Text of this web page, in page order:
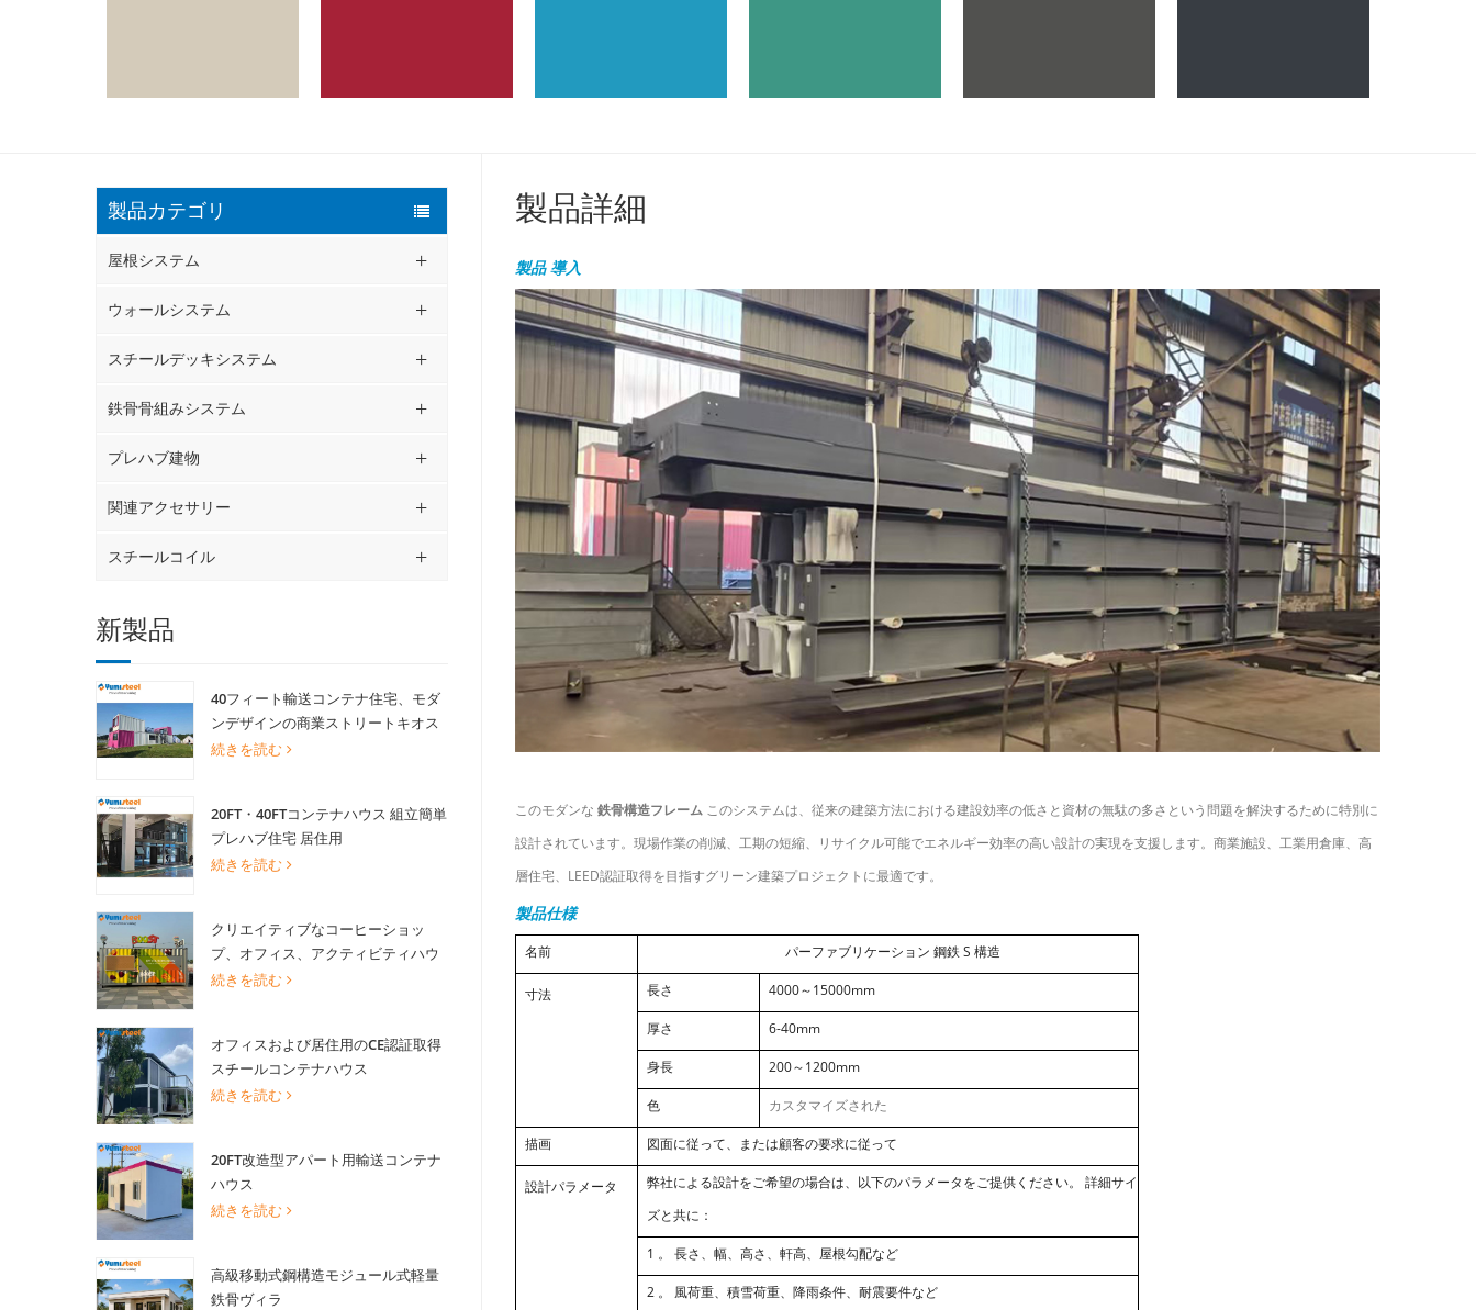
製品カテゴリ
屋根システム
ウォールシステム
スチールデッキシステム
鉄骨骨組みシステム
プレハブ建物
関連アクセサリー
スチールコイル
新製品
40フィート輸送コンテナ住宅、モダ
ンデザインの商業ストリートキオス
ク用景観ショップ
続きを読む
20FT・40FTコンテナハウス 組立簡単
プレハブ住宅 居住用
続きを読む
クリエイティブなコーヒーショッ
プ、オフィス、アクティビティハウ
ス向け20FT改造輸送コンテナハウス
続きを読む
オフィスおよび居住用のCE認証取得
スチールコンテナハウス
続きを読む
20FT改造型アパート用輸送コンテナ
ハウス
続きを読む
高級移動式鋼構造モジュール式軽量
鉄骨ヴィラ
製品詳細
製品導入
このモダンな 鉄骨構造フレーム このシステムは、従来の建築方法における建設効率の低さと資材の無駄の多さという問題を解決するために特別に
設計されています。現場作業の削減、工期の短縮、リサイクル可能でエネルギー効率の高い設計の実現を支援します。商業施設、工業用倉庫、高
層住宅、LEED認証取得を目指すグリーン建築プロジェクトに最適です。
製品仕様
名前 パーファブリケーション 鋼鉄 S 構造
寸法 長さ 4000～15000mm
厚さ 6-40mm
身長 200～1200mm
色 カスタマイズされた
描画 図面に従って、または顧客の要求に従って
設計パラメータ 弊社による設計をご希望の場合は、以下のパラメータをご提供ください。 詳細サイ
ズと共に：
1 。 長さ、幅、高さ、軒高、屋根勾配など
2 。 風荷重、積雪荷重、降雨条件、耐震要件など